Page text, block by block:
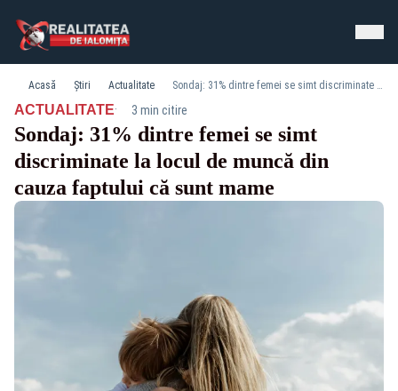
Acasă Știri Actualitate Sondaj: 31% dintre femei se simt discriminate la locul de muncă din cauza faptului că sunt mame
ACTUALITATE· 3 min citire
Sondaj: 31% dintre femei se simt
discriminate la locul de muncă din
cauza faptului că sunt mame